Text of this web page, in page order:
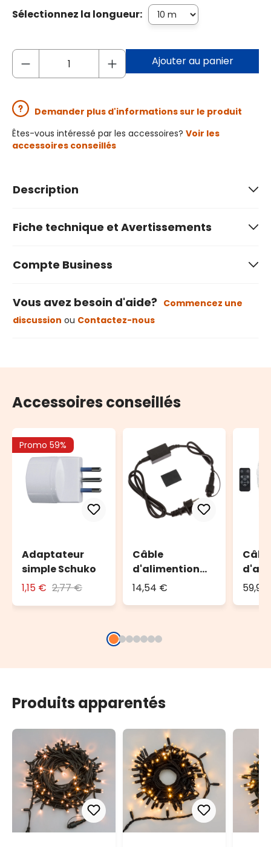
Sélectionnez la longueur:
Ajouter au panier
Demander plus d'informations sur le produit
Êtes-vous intéressé par les accessoires? Voir les
accessoires conseillés
Description
Fiche technique et Avertissements
Compte Business
Vous avez besoin d'aide? Commencez une
discussion ou Contactez-nous
Accessoires conseillés
Promo 59%
Adaptateur
simple Schuko
1,15 € 2,77 €
Câble
d'alimention
PML, 1,5 m, avec
14,54 €
Produits apparentés